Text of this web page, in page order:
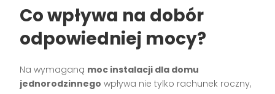
Co wpływa na dobór
odpowiedniej mocy?
Na wymaganą moc instalacji dla domu
jednorodzinnego wpływa nie tylko rachunek roczny,